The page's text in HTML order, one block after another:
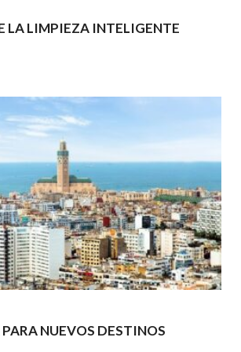
LA LIMPIEZA INTELIGENTE
NUEVOS DESTINOS